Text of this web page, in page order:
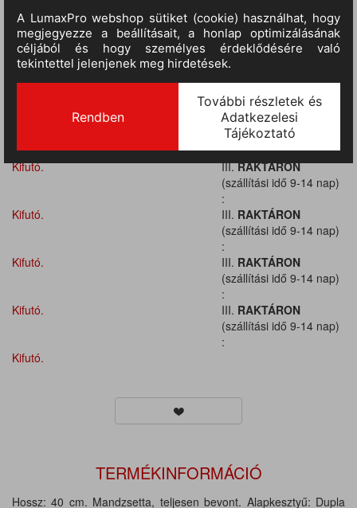
Kifutó.
III. RAKTÁRON
(szállítási idő 9-14 nap)
:
Kifutó.
III.
(szállítási idő 9-14 nap)
:
III.RAKTÁRON
(szállítási idő 9-14 nap)
:
Kifutó.
III.RAKTÁRON
(szállítási idő 9-14 nap)
:
Kifutó.
III. RAKTÁRON
(szállítási idő 9-14 nap)
:
Kifutó.
III. RAKTÁRON
(szállítási idő 9-14 nap)
:
Kifutó.
III. RAKTÁRON
(szállítási idő 9-14 nap)
:
Kifutó.
TERMÉKINFORMÁCIÓ
Hossz: 40 cm. Mandzsetta, teljesen bevont. Alapkesztyű: Dupla